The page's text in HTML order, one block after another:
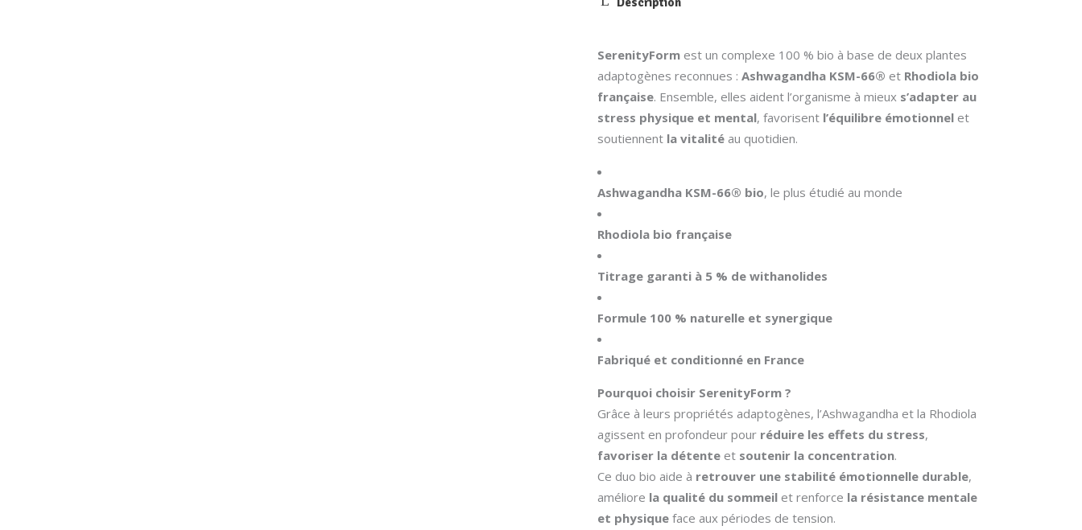
SerenityForm est un complexe 100 % bio à base de deux plantes
adaptogènes reconnues : Ashwagandha KSM-66® et Rhodiola bio
française. Ensemble, elles aident l’organisme à mieux s’adapter au
stress physique et mental, favorisent l’équilibre émotionnel et
soutiennent la vitalité au quotidien.
Ashwagandha KSM-66® bio, le plus étudié au monde
Rhodiola bio française
Titrage garanti à 5 % de withanolides
Formule 100 % naturelle et synergique
Fabriqué et conditionné en France
Pourquoi choisir SerenityForm ?
Grâce à leurs propriétés adaptogènes, l’Ashwagandha et la Rhodiola
agissent en profondeur pour réduire les effets du stress,
favoriser la détente et soutenir la concentration.
Ce duo bio aide à retrouver une stabilité émotionnelle durable,
améliore la qualité du sommeil et renforce la résistance mentale
et physique face aux périodes de tension.